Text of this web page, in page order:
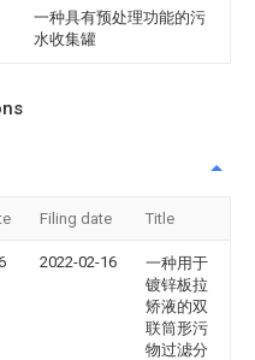
一种具有预处理功能的污
水收集罐
Filing date Title
2022-02-16
一种用于
镀锌板拉
矫液的双
联筒形污
物过滤分